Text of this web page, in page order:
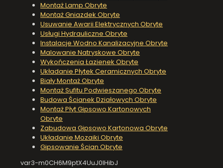
Montaż Lamp Obryte
Montaż Gniazdek Obryte
Usuwanie Awarii Elektrycznych Obryte
Usługi Hydrauliczne Obryte
Instalacje Wodno Kanalizacyjne Obryte
Malowanie Natryskowe Obryte
Wykończenia Łazienek Obryte
Układanie Płytek Ceramicznych Obryte
Biały Montaż Obryte
Montaż Sufitu Podwieszanego Obryte
Budowa Ścianek Działowych Obryte
Montaż Płyt Gipsowo Kartonowych
Obryte
Zabudowa Gipsowo Kartonowa Obryte
Układanie Mozaiki Obryte
Gipsowanie Ścian Obryte
var3-m0CH6M9ptX4UuJ0IHibJ